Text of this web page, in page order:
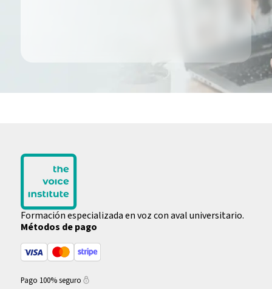
Formación especializada en voz con aval universitario.
Métodos de pago
Pago 100% seguro